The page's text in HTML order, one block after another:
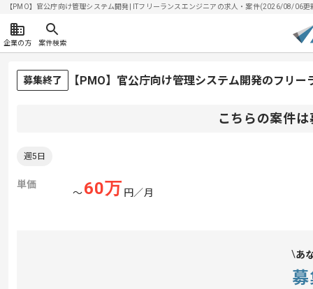
【PMO】官公庁向け管理システム開発| ITフリーランスエンジニアの求人・案件(2026/08/06更
企業の方 案件検索
募集終了 【PMO】官公庁向け管理システム開発のフリー
こちらの案件
週5日
単価
〜60万 円／月
あ